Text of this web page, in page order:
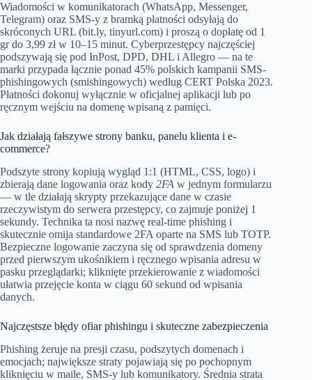
Wiadomości w komunikatorach (WhatsApp, Messenger,
Telegram) oraz SMS-y z bramką płatności odsyłają do
skróconych URL (bit.ly, tinyurl.com) i proszą o dopłatę od 1
gr do 3,99 zł w 10–15 minut. Cyberprzestępcy najczęściej
podszywają się pod InPost, DPD, DHL i Allegro — na te
marki przypada łącznie ponad 45% polskich kampanii SMS-
phishingowych (smishingowych) według CERT Polska 2023.
Płatności dokonuj wyłącznie w oficjalnej aplikacji lub po
ręcznym wejściu na domenę wpisaną z pamięci.
Jak działają fałszywe strony banku, panelu klienta i e-
commerce?
Podszyte strony kopiują wygląd 1:1 (HTML, CSS, logo) i
zbierają dane logowania oraz kody 2FA w jednym formularzu
— w tle działają skrypty przekazujące dane w czasie
rzeczywistym do serwera przestępcy, co zajmuje poniżej 1
sekundy. Technika ta nosi nazwę real-time phishing i
skutecznie omija standardowe 2FA oparte na SMS lub TOTP.
Bezpieczne logowanie zaczyna się od sprawdzenia domeny
przed pierwszym ukośnikiem i ręcznego wpisania adresu w
pasku przeglądarki; kliknięte przekierowanie z wiadomości
ułatwia przejęcie konta w ciągu 60 sekund od wpisania
danych.
Najczęstsze błędy ofiar phishingu i skuteczne zabezpieczenia
Phishing żeruje na presji czasu, podszytych domenach i
emocjach; największe straty pojawiają się po pochopnym
kliknięciu w maile, SMS-y lub komunikatory. Średnia strata